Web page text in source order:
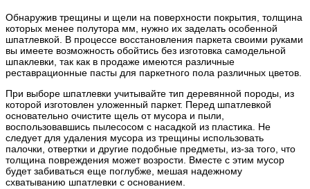
Обнаружив трещины и щели на поверхности покрытия, толщина
которых менее полутора мм, нужно их заделать особенной
шпатлевкой. В процессе восстановления паркета своими руками
вы имеете возможность обойтись без изготовка самодельной
шпаклевки, так как в продаже имеются различные
реставрационные пасты для паркетного пола различных цветов.
При выборе шпатлевки учитывайте тип деревянной породы, из
которой изготовлен уложенный паркет. Перед шпатлевкой
основательно очистите щель от мусора и пыли,
воспользовавшись пылесосом с насадкой из пластика. Не
следует для удаления мусора из трещины использовать
палочки, отвертки и другие подобные предметы, из-за того, что
толщина повреждения может возрости. Вместе с этим мусор
будет забиваться еще поглубже, мешая надежному
схватыванию шпатлевки с основанием.